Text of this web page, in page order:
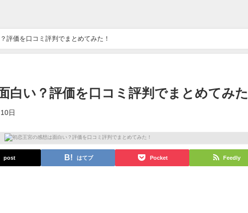
評価を口コミ評判でまとめてみた！
白い？評価を口コミ評判でまとめてみ
日
post はてブ Pocket Feedly